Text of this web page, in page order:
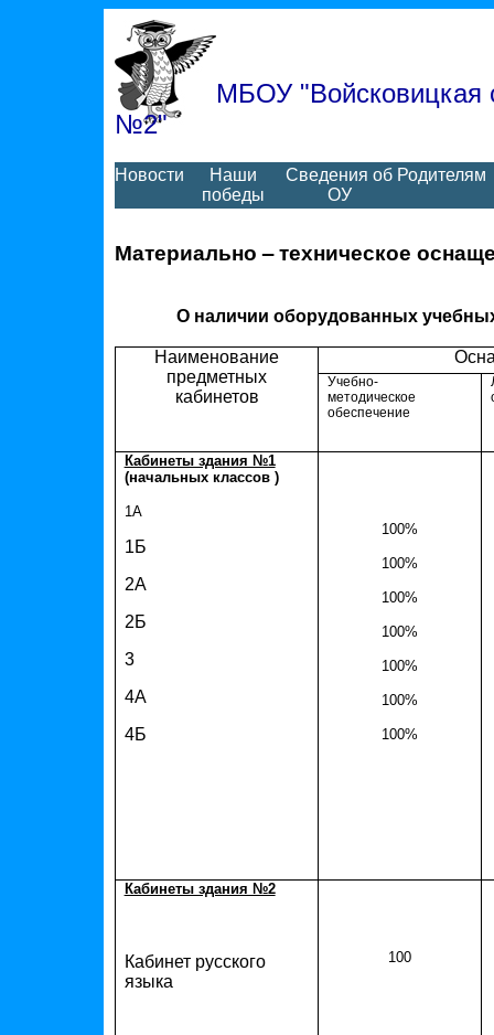
МБОУ "Войсковицкая
№2"
Новости
Наши
победы
Сведения об
ОУ
Родителям
Материально – техническое
О наличии оборудованных учебных
Наименование
предметных
кабинетов
Учебно-
методическое
обеспечение
Кабинеты здания №1
(начальных классов )
1А
1Б
2А
2Б
3
4А
4Б
100%
100%
100%
100%
100%
100%
100%
Кабинеты здания №2
Кабинет русского
языка
100